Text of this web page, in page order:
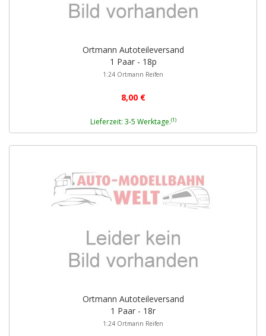
Ortmann Autoteileversand
1 Paar - 18p
1:24 Ortmann Reifen
8,00 €
Lieferzeit: 3-5 Werktage.(1)
Ortmann Autoteileversand
1 Paar - 18r
1:24 Ortmann Reifen